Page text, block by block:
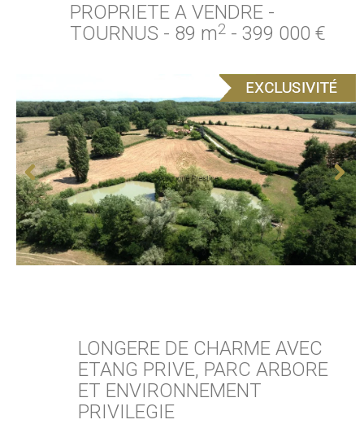
PROPRIETE A VENDRE -
TOURNUS - 89 m2 - 399 000 €
LONGERE DE CHARME AVEC
ETANG PRIVE, PARC ARBORE
ET ENVIRONNEMENT
PRIVILEGIE